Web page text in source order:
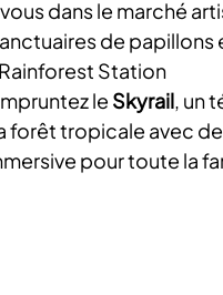
dans le marché
de papillons
Station
le Skyrail, un
forêt tropicale avec
pour toute la